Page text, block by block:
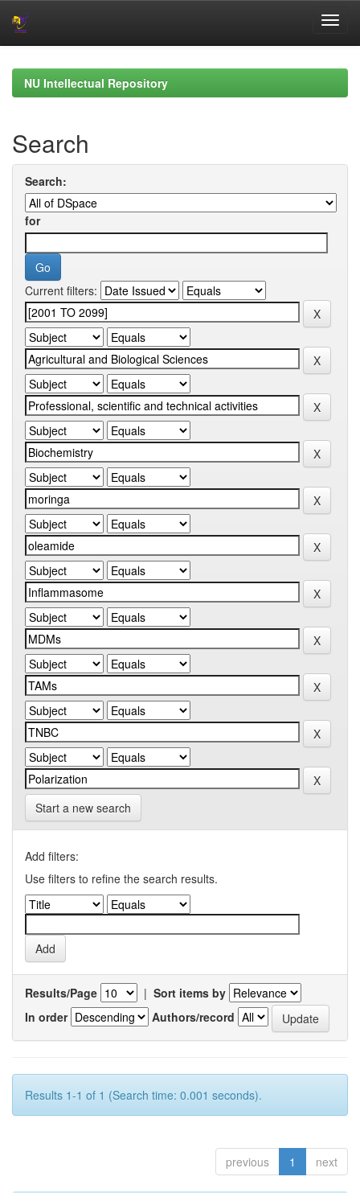
navigationNU Intellectual Repository
Search
Search:
for
Current filters:
Start a new search
Add filters:
Use filters to refine the search results.
Results/Page | Sort items by
In order
Authors/record
Results 1-1 of 1 (Search time: 0.001 seconds).
previous 1 next